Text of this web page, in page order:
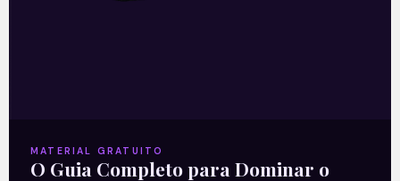
Termos e Condições
Política de Privacidade
MATERIAL GRATUITO
O Guia Completo para Dominar o